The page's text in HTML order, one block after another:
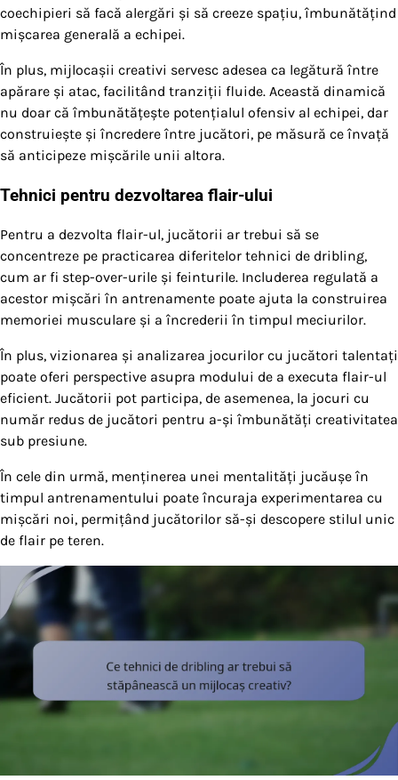
coechipieri să facă alergări și să creeze spațiu, îmbunătățind
mișcarea generală a echipei.
În plus, mijlocașii creativi servesc adesea ca legătură între
apărare și atac, facilitând tranziții fluide. Această dinamică
nu doar că îmbunătățește potențialul ofensiv al echipei, dar
construiește și încredere între jucători, pe măsură ce învață
să anticipeze mișcările unii altora.
Tehnici pentru dezvoltarea flair-ului
Pentru a dezvolta flair-ul, jucătorii ar trebui să se
concentreze pe practicarea diferitelor tehnici de dribling,
cum ar fi step-over-urile și feinturile. Includerea regulată a
acestor mișcări în antrenamente poate ajuta la construirea
memoriei musculare și a încrederii în timpul meciurilor.
În plus, vizionarea și analizarea jocurilor cu jucători talentați
poate oferi perspective asupra modului de a executa flair-ul
eficient. Jucătorii pot participa, de asemenea, la jocuri cu
număr redus de jucători pentru a-și îmbunătăți creativitatea
sub presiune.
În cele din urmă, menținerea unei mentalități jucăușe în
timpul antrenamentului poate încuraja experimentarea cu
mișcări noi, permițând jucătorilor să-și descopere stilul unic
de flair pe teren.